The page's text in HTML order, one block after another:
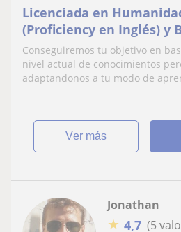
Licenciada en
(Proficiency en Inglés) y
actualmente opositando
de secundaria.
Conseguiremos tu objetivo en
nivel actual de conocimientos
adaptandonos a tu modo de
ver más
Jonathan
★ 4,7 (5